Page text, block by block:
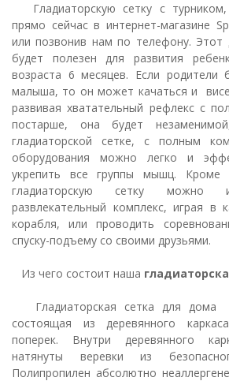
Гладиаторскую сетку с
прямо сейчас в интернет-магазине
или позвонив нам по телефону. Этот
будет полезен для развития
возраста 6 месяцев. Если родители
малыша, то он может качаться и
развивая хватательный рефлекс с
постарше, она будет
гладиаторской сетке, с полным
оборудования можно легко и
укрепить все группы мышц.
гладиаторскую сетку можно
развлекательный комплекс, играя в
корабля, или проводить
спуску-подъему со своими друзьями.
Из чего состоит наша
Гладиаторская сетка для дома
состоящая из деревянного
поперек. Внутри деревянного
натянуты веревки из
Полипропилен абсолютно